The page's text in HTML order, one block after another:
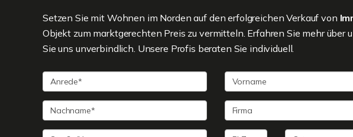
Setzen Sie mit Wohnen im Norden auf den erfolgreichen Verkauf von
Objekt zum marktgerechten Preis zu vermitteln. Erfahren Sie mehr
Sie uns unverbindlich. Unsere Profis beraten Sie individuell.